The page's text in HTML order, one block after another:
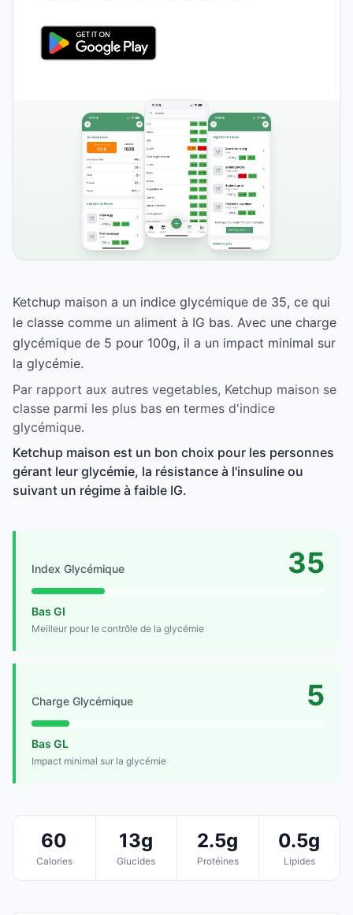
Ketchup maison a un indice glycémique de 35, ce qui
le classe comme un aliment à IG bas. Avec une charge
glycémique de 5 pour 100g, il a un impact minimal sur
la glycémie.
Par rapport aux autres vegetables, Ketchup maison se
classe parmi les plus bas en termes d'indice
glycémique.
Ketchup maison est un bon choix pour les personnes
gérant leur glycémie, la résistance à l'insuline ou
suivant un régime à faible IG.
Index Glycémique 35
Bas GI
Meilleur pour le contrôle de la glycémie
Charge Glycémique 5
Bas GL
Impact minimal sur la glycémie
60
Calories
13g
Glucides
2.5g
Protéines
0.5g
Lipides